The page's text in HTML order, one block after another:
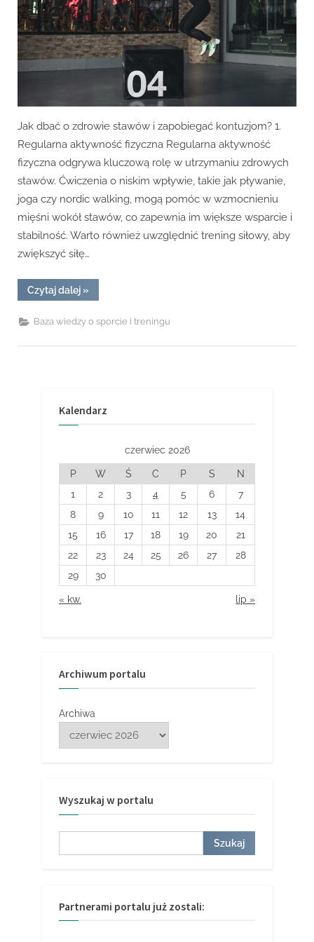
stawów
i
zapobiegać
kontuzjom?
Jak dbać o zdrowie stawów i zapobiegać kontuzjom? 1.
Regularna aktywność fizyczna Regularna aktywność
fizyczna odgrywa kluczową rolę w utrzymaniu zdrowych
stawów. Ćwiczenia o niskim wpływie, takie jak pływanie,
joga czy nordic walking, mogą pomóc w wzmocnieniu
mięśni wokół stawów, co zapewnia im większe wsparcie i
stabilność. Warto również uwzględnić trening siłowy, aby
zwiększyć siłę…
Czytaj dalej“W
jaki
dbać
o
stawów
»
Baza wiedzy o sporcie i treningu
Kalendarz
czerwiec 2026
P W Ś C P S
N
1
2 3 4 5 6
7
8
9 10 11 12 13
14
15
16 17 18 19 20
21
22
23 24 25 26 27
28
29
30
« kw. lip »
Archiwum portalu
Archiwa
Wyszukaj w portalu
Szukaj
Partnerami portalu już zostali: